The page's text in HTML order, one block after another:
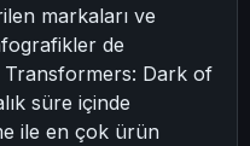
markaları ve
de
Transformers: Dark of
süre içinde
ile en çok ürün